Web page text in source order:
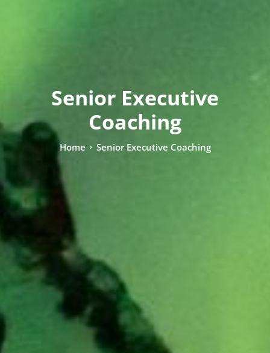
Senior Executive
Coaching
Home Senior Executive Coaching